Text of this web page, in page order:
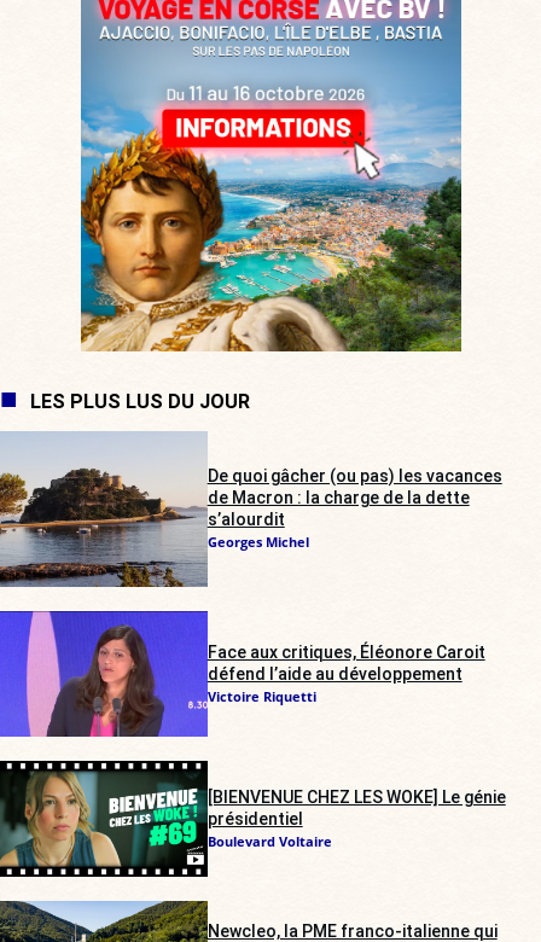
LES PLUS LUS DU JOUR
De quoi gâcher (ou pas) les vacances
de Macron : la charge de la dette
s’alourdit
Georges Michel
Face aux critiques, Éléonore Caroit
défend l’aide au développement
Victoire Riquetti
[BIENVENUE CHEZ LES WOKE] Le génie
présidentiel
Boulevard Voltaire
Newcleo, la PME franco-italienne qui